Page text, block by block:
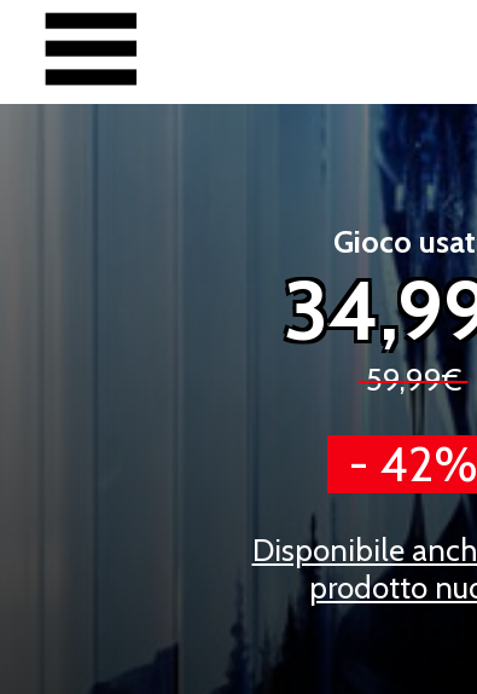
Gioco
59,99€
- 42%
Disponibile
prodotto